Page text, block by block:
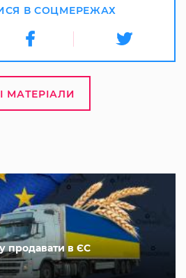
В СОЦМЕРЕЖАХ
МАТЕРІАЛИ
продавати в ЄС